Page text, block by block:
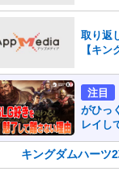
取り返
【キン
注目
がひっ
レイし
真戦』
魅了し
キングダムハーツ